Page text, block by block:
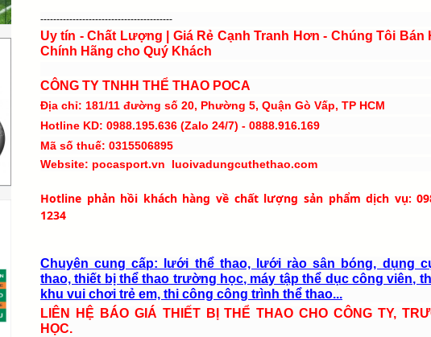
-----------------------------------------
Uy tín - Chất Lượng | Giá Rẻ Cạnh Tranh Hơn - Chúng Tôi Bán
Chính Hãng cho Quý Khách
CÔNG TY TNHH THỂ THAO POCA
Địa chỉ: 181/11 đường số 20, Phường 5, Quận Gò Vấp, TP HCM
Hotline KD: 0988.195.636 (Zalo 24/7) - 0888.916.169
Mã số thuế: 0315506895
Website: pocasport.vn luoivadungcuthethao.com
Hotline phản hồi khách hàng về chất lượng sản phẩm dịch vụ:
1234
Chuyên cung cấp: lưới thể thao, lưới rào sân bóng, dụng
thao, thiết bị thể thao trường học, máy tập thể dục công viên,
khu vui chơi trẻ em, thi công công trình thể thao...
LIÊN HỆ BÁO GIÁ THIẾT BỊ THỂ THAO CHO CÔNG TY,
HỌC.